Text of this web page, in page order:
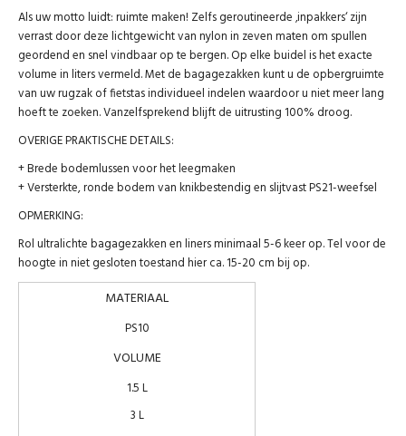
Als uw motto luidt: ruimte maken! Zelfs geroutineerde ‚inpakkers‘ zijn
verrast door deze lichtgewicht van nylon in zeven maten om spullen
geordend en snel vindbaar op te bergen. Op elke buidel is het exacte
volume in liters vermeld. Met de bagagezakken kunt u de opbergruimte
van uw rugzak of fietstas individueel indelen waardoor u niet meer lang
hoeft te zoeken. Vanzelfsprekend blijft de uitrusting 100% droog.
OVERIGE PRAKTISCHE DETAILS:
+ Brede bodemlussen voor het leegmaken
+ Versterkte, ronde bodem van knikbestendig en slijtvast PS21-weefsel
OPMERKING:
Rol ultralichte bagagezakken en liners minimaal 5-6 keer op. Tel voor de
hoogte in niet gesloten toestand hier ca. 15-20 cm bij op.
MATERIAAL
PS10
VOLUME
1.5 L
3 L